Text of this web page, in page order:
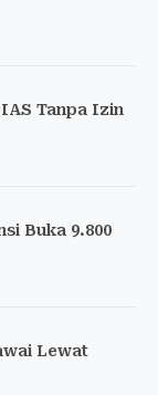
Tanpa Izin
Buka 9.800
Lewat